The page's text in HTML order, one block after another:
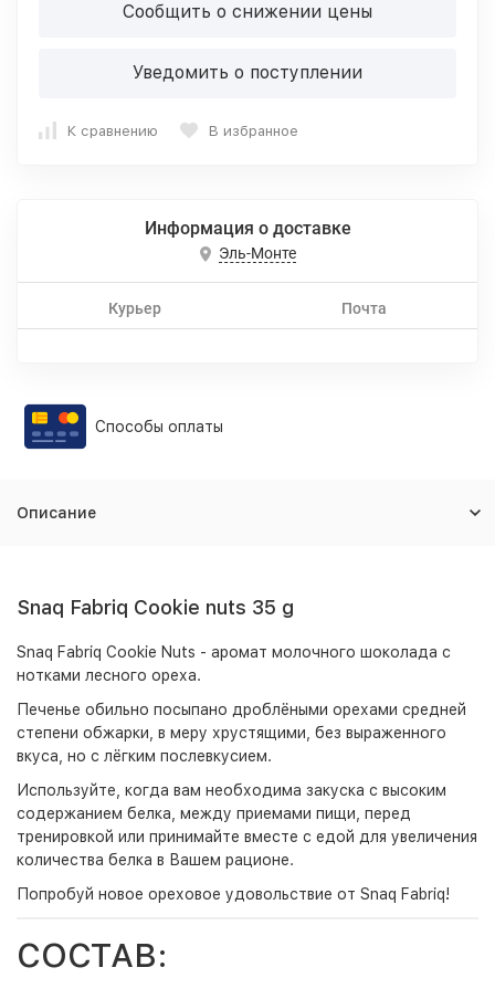
Сообщить о снижении цены
Уведомить о поступлении
К сравнению В избранное
Информация о доставке
Эль-Монте
Курьер Почта
Способы оплаты
Описание
Snaq Fabriq Cookie nuts 35 g
Snaq Fabriq Cookie Nuts - аромат молочного шоколада с
нотками лесного ореха.
Печенье обильно посыпано дроблёными орехами средней
степени обжарки, в меру хрустящими, без выраженного
вкуса, но с лёгким послевкусием.
Используйте, когда вам необходима закуска с высоким
содержанием белка, между приемами пищи, перед
тренировкой или принимайте вместе с едой для увеличения
количества белка в Вашем рационе.
Попробуй новое ореховое удовольствие от Snaq Fabriq!
СОСТАВ: